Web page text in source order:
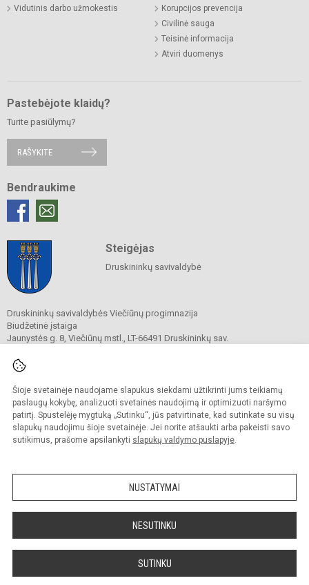
Šioje svetainėje naudojame slapukus siekdami užtikrinti jums teikiamų
paslaugų kokybę, analizuoti svetainės naudojimą ir optimizuoti naršymo
patirtį. Spustelėję mygtuką „Sutinku“, jūs patvirtinate, kad sutinkate su visų
slapukų naudojimu šioje svetainėje. Jei norite atšaukti arba pakeisti savo
sutikimus, prašome apsilankyti slapukų valdymo puslapyje.
NUSTATYMAI
NESUTINKU
SUTINKU
Vidutinis darbo užmokestis
Korupcijos prevencija
Civilinė sauga
Teisinė informacija
Atviri duomenys
Pastebėjote klaidų?
Turite pasiūlymų?
RAŠYKITE
Bendraukime
Steigėjas
Druskininkų savivaldybė
Druskininkų savivaldybės Viečiūnų progimnazija
Biudžetinė įstaiga
Jaunystės g. 8, Viečiūnų mstl., LT-66491 Druskininkų sav.
El. p.
Duomenys kaupiami ir saugomi
Juridinių asmenų registre
Įstaigos kodas 190108418
El. pristatymo dėžutės adresas 190108418
Kopijuoti turinį be raštiško progimnazijos sutikimo griežtai draudžiama.
Prieinamumo paraiška Slapukų valdymas
Sumanus būdas atnaujinti
svetainę